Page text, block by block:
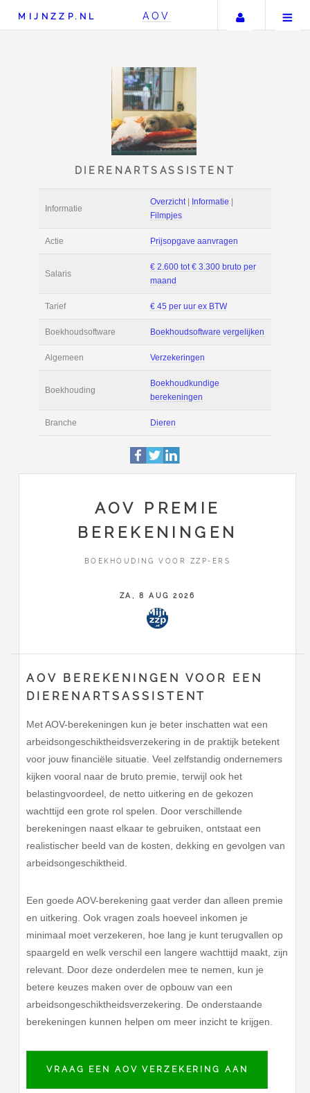
MIJNZZP.NL AOV Uw
Actie Prijsopgave
€ 2.600 tot € 3.300
maand
Tarief
Boekhoudsoftware
Boekhouding
Boekhoudkundige
AOV PREMIE
BEREKENINGEN
BOEKHOUDING VOOR ZZP-ERS
ZA, 8 AUG 2026
AOV BEREKENINGEN VOOR EEN
DIERENARTSASSISTENT
Met AOV-berekeningen kun je beter inschatten wat een
arbeidsongeschiktheidsverzekering in de praktijk betekent
voor jouw financiële situatie. Veel zelfstandig ondernemers
kijken vooral naar de bruto premie, terwijl ook het
belastingvoordeel, de netto uitkering en de gekozen
wachttijd een grote rol spelen. Door verschillende
berekeningen naast elkaar te gebruiken, ontstaat een
realistischer beeld van de kosten, dekking en gevolgen van
arbeidsongeschiktheid.
Een goede AOV-berekening gaat verder dan alleen premie
en uitkering. Ook vragen zoals hoeveel inkomen je
minimaal moet verzekeren, hoe lang je kunt terugvallen op
spaargeld en welk verschil een langere wachttijd maakt, zijn
relevant. Door deze onderdelen mee te nemen, kun je
betere keuzes maken over de opbouw van een
arbeidsongeschiktheidsverzekering. De onderstaande
berekeningen kunnen helpen om meer inzicht te krijgen.
VRAAG EEN AOV VERZEKERING AAN